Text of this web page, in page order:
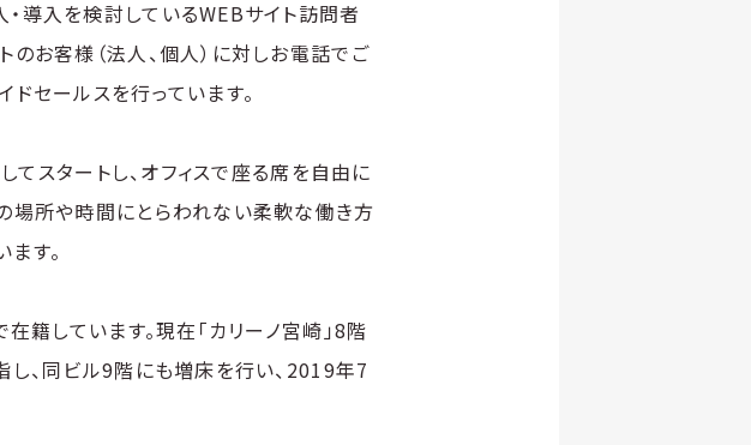
導入を検討しているWEBサイト訪問者
お客様（法人、個人）に対しお電話でご
セールスを行っています。
スタートし、オフィスで座る席を自由に
場所や時間にとらわれない柔軟な働き方
す。
しています。現在「カリーノ宮崎」8階
、同ビル9階にも増床を行い、2019年7